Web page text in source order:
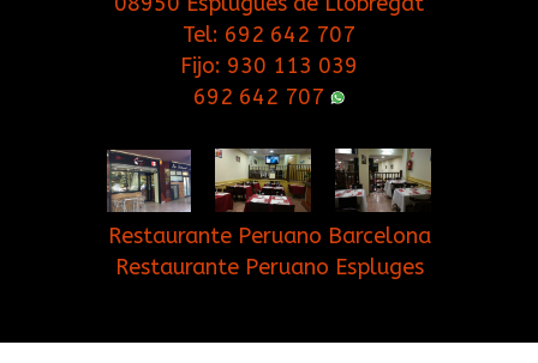
Tel: 692 642 707
Fijo: 930 113 039
692 642 707
Restaurante Peruano Barcelona
Restaurante Peruano Espluges